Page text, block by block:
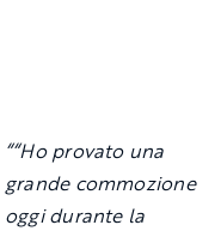
““Ho provato una
grande commozione
oggi durante la